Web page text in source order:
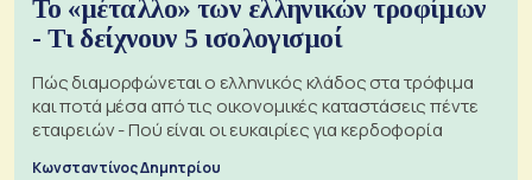
Το «μέταλλο» των ελληνικών τροφίμων
- Τι δείχνουν 5 ισολογισμοί
Πώς διαμορφώνεται ο ελληνικός κλάδος στα τρόφιμα
και ποτά μέσα από τις οικονομικές καταστάσεις πέντε
εταιρειών - Πού είναι οι ευκαιρίες για κερδοφορία
Κωνσταντίνος Δημητρίου